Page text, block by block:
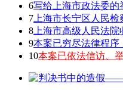
6写给上海市政法委的
7 上海市长宁区人民
8 上海市高级人民法
9本案已穷尽法律程序
10本案已依法信访、